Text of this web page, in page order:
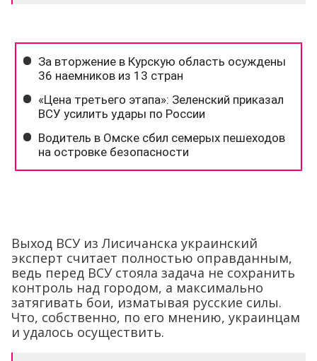
Выход ВСУ из Лисичанска украинский
эксперт считает полностью оправданным,
ведь перед ВСУ стояла задача не сохранить
контроль над городом, а максимально
затягивать бои, изматывая русские силы.
Что, собственно, по его мнению, украинцам
и удалось осуществить.